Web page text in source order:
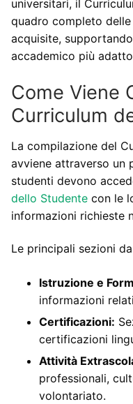
universitari, il
quadro completo
acquisite,
accademico più
Come Viene
Curriculum
La compilazione del
avviene attraverso un
studenti devono
dello Studente con le
informazioni richieste
Le principali sezioni
Istruzione e
informazioni
Certificazioni:
certificazioni
Attività
professionali,
volontariato.